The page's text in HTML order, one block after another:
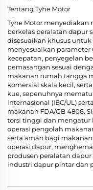
Tentang Tyhe Motor
Tyhe Motor menyediakan
berkelas peralatan dapur
disesuaikan khusus
menyesuaikan
kecepatan, penyegelan
pemasangan sesuai
makanan rumah tangga
komersial skala kecil,
kue, sepenuhnya
internasional (IEC/UL)
makanan FDA/GB 4806.
torsi tinggi dan mengatur
operasi pengolah
serta aman bagi
operasi dapur,
produsen peralatan
industri dapur pintar dan